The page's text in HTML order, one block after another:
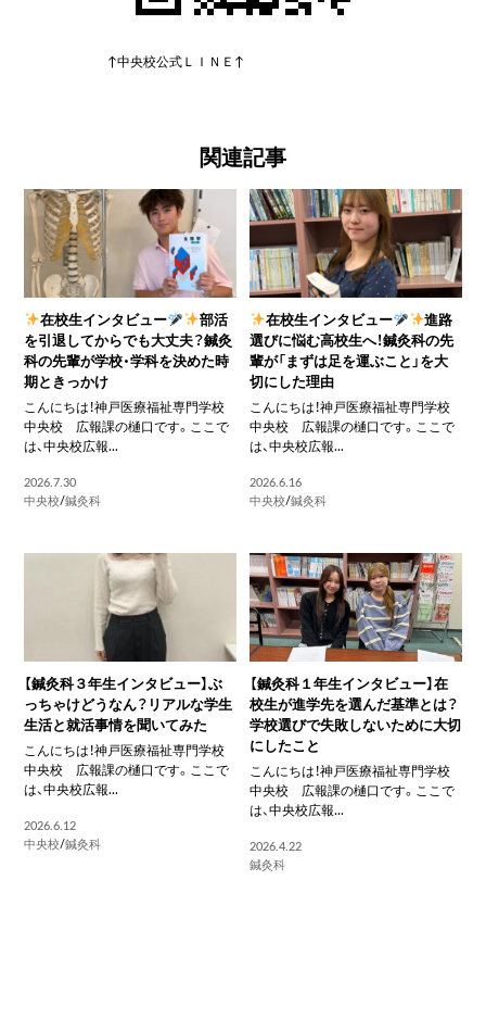
↑中央校公式ＬＩＮＥ↑
関連記事
在校生インタビュー
部活
を引退してからでも大丈夫？鍼灸
科の先輩が学校・学科を決めた時
期ときっかけ
こんにちは！神戸医療福祉専門学校
中央校 広報課の樋口です。ここで
は、中央校広報...
2026.7.30
中央校/鍼灸科
在校生インタビュー
進路
選びに悩む高校生へ！鍼灸科の先
輩が「まずは足を運ぶこと」を大
切にした理由
こんにちは！神戸医療福祉専門学校
中央校 広報課の樋口です。ここで
は、中央校広報...
2026.6.16
中央校/鍼灸科
【鍼灸科３年生インタビュー】ぶ
っちゃけどうなん？リアルな学生
生活と就活事情を聞いてみた
こんにちは！神戸医療福祉専門学校
中央校 広報課の樋口です。ここで
は、中央校広報...
2026.6.12
中央校/鍼灸科
【鍼灸科１年生インタビュー】在
校生が進学先を選んだ基準とは？
学校選びで失敗しないために大切
にしたこと
こんにちは！神戸医療福祉専門学校
中央校 広報課の樋口です。ここで
は、中央校広報...
2026.4.22
鍼灸科